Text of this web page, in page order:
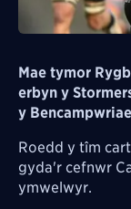
Mae tymor
erbyn y
y
Roedd y tîm
gyda'r cefnwr
ymwelwyr.